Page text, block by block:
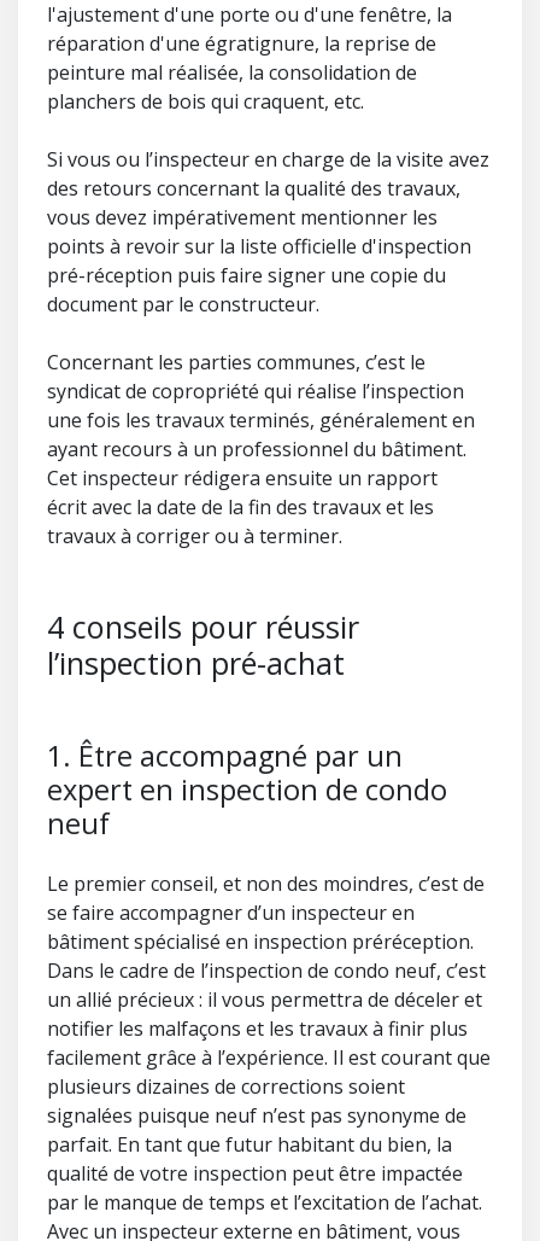
l'ajustement d'une porte ou d'une fenêtre, la
réparation d'une égratignure, la reprise de
peinture mal réalisée, la consolidation de
planchers de bois qui craquent, etc.
Si vous ou l’inspecteur en charge de la visite avez
des retours concernant la qualité des travaux,
vous devez impérativement mentionner les
points à revoir sur la liste officielle d'inspection
pré-réception puis faire signer une copie du
document par le constructeur.
Concernant les parties communes, c’est le
syndicat de copropriété qui réalise l’inspection
une fois les travaux terminés, généralement en
ayant recours à un professionnel du bâtiment.
Cet inspecteur rédigera ensuite un rapport
écrit avec la date de la fin des travaux et les
travaux à corriger ou à terminer.
4 conseils pour réussir
l’inspection pré-achat
1. Être accompagné par un
expert en inspection de condo
neuf
Le premier conseil, et non des moindres, c’est de
se faire accompagner d’un inspecteur en
bâtiment spécialisé en inspection préréception.
Dans le cadre de l’inspection de condo neuf, c’est
un allié précieux : il vous permettra de déceler et
notifier les malfaçons et les travaux à finir plus
facilement grâce à l’expérience. Il est courant que
plusieurs dizaines de corrections soient
signalées puisque neuf n’est pas synonyme de
parfait. En tant que futur habitant du bien, la
qualité de votre inspection peut être impactée
par le manque de temps et l’excitation de l’achat.
Avec un inspecteur externe en bâtiment, vous